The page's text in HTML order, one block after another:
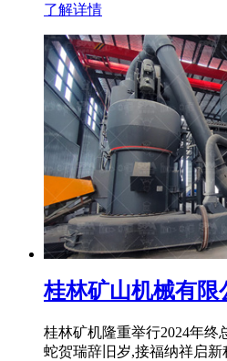
了解详情
桂林矿山机械有限
桂林矿机隆重举行2024年终
蛇贺瑞辞旧岁,接福纳祥启